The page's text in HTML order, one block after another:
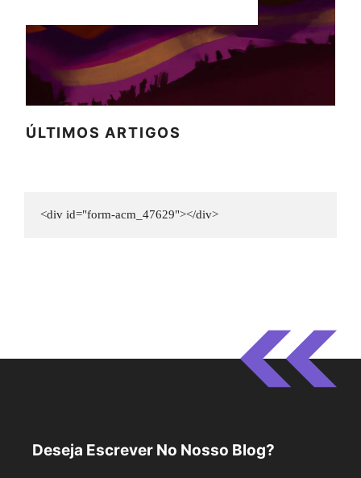
ÚLTIMOS ARTIGOS
<div id="form-acm_47629"></div>
Deseja Escrever No Nosso Blog?